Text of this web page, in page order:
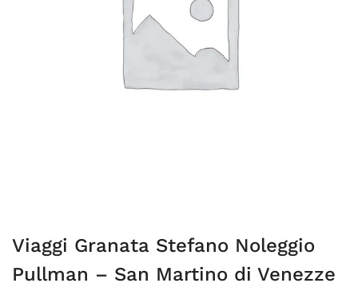
Viaggi Granata Stefano Noleggio
Pullman – San Martino di Venezze